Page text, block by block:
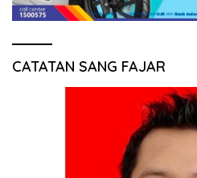
CATATAN SANG FAJAR